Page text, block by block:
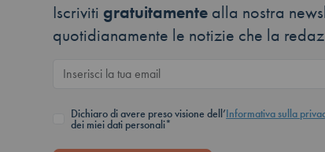
Iscriviti gratuitamente alla nostra
quotidianamente le notizie che la
Dichiaro di avere preso visione dell’Informativa sulla
dei miei dati personali*